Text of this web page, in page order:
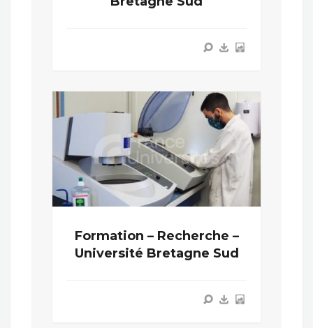
Formation – Recherche –
Université Bretagne Sud